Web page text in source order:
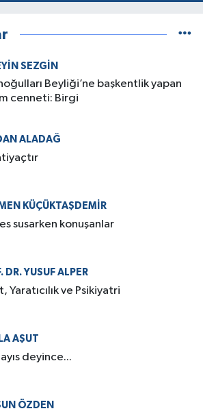
SEZGIN
Beyliği’ne başkentlik yapan
cenneti: Birgi
ALADAĞ
İhtiyaçtır
KÜÇÜKTAŞDEMIR
susarken konuşanlar
DR. YUSUF ALPER
Yaratıcılık ve Psikiyatri
AŞUT
deyince...
ÖZDEN